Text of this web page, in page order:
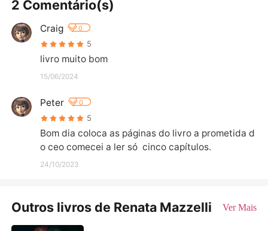
2 Comentário(s)
Craig 0
5
livro muito bom
15/06/2024
Peter 0
5
Bom dia coloca as páginas do livro a prometida d
o ceo comecei a ler só  cinco capítulos.
24/10/2023
Outros livros de Renata Mazzelli Ver Mais